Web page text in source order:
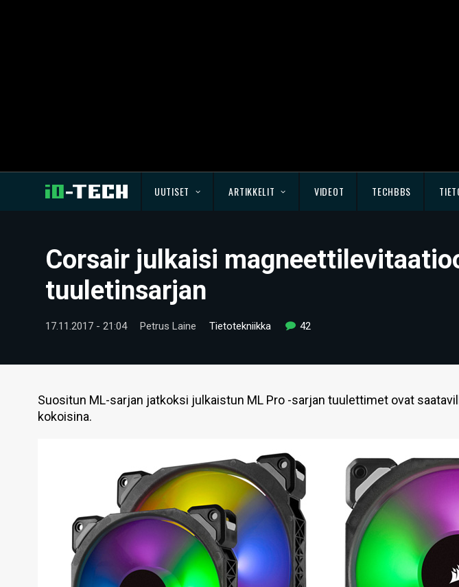
UUTISET ARTIKKELIT VIDEOT TECHBBS
Corsair julkaisi
tuuletinsarjan
17.11.2017 - 21:04 Petrus Laine Tietotekniikka 42
Suositun ML-sarjan jatkoksi julkaistun ML Pro -sarjan tuulettimet ovat
kokoisina.